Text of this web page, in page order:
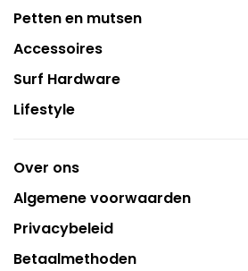
Petten en mutsen
Accessoires
Surf Hardware
Lifestyle
Over ons
Algemene voorwaarden
Privacybeleid
Betaalmethoden